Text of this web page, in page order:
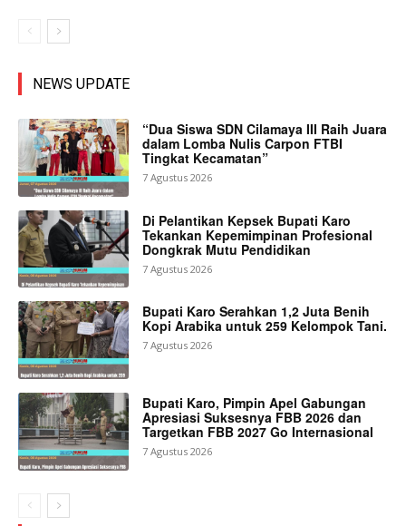
NEWS UPDATE
“Dua Siswa SDN Cilamaya III Raih Juara
dalam Lomba Nulis Carpon FTBI
Tingkat Kecamatan”
7 Agustus 2026
Di Pelantikan Kepsek Bupati Karo
Tekankan Kepemimpinan Profesional
Dongkrak Mutu Pendidikan
7 Agustus 2026
Bupati Karo Serahkan 1,2 Juta Benih
Kopi Arabika untuk 259 Kelompok Tani.
7 Agustus 2026
Bupati Karo, Pimpin Apel Gabungan
Apresiasi Suksesnya FBB 2026 dan
Targetkan FBB 2027 Go Internasional
7 Agustus 2026